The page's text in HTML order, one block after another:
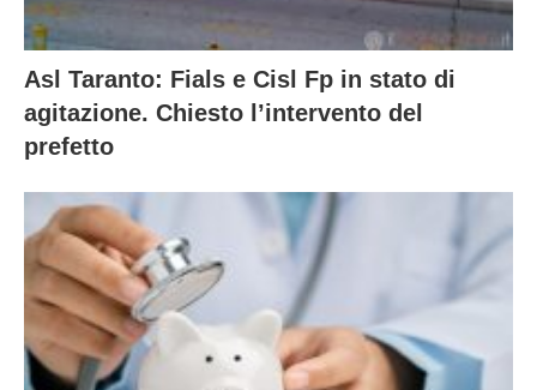
Asl Taranto: Fials e Cisl Fp in stato di
agitazione. Chiesto l’intervento del
prefetto